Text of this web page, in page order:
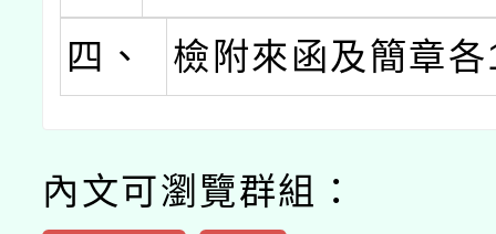
四、
檢附來函及簡章
內文可瀏覽群組：